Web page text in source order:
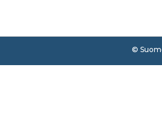
©